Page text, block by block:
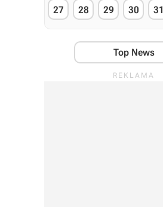
27 28 29 30 31
Top News